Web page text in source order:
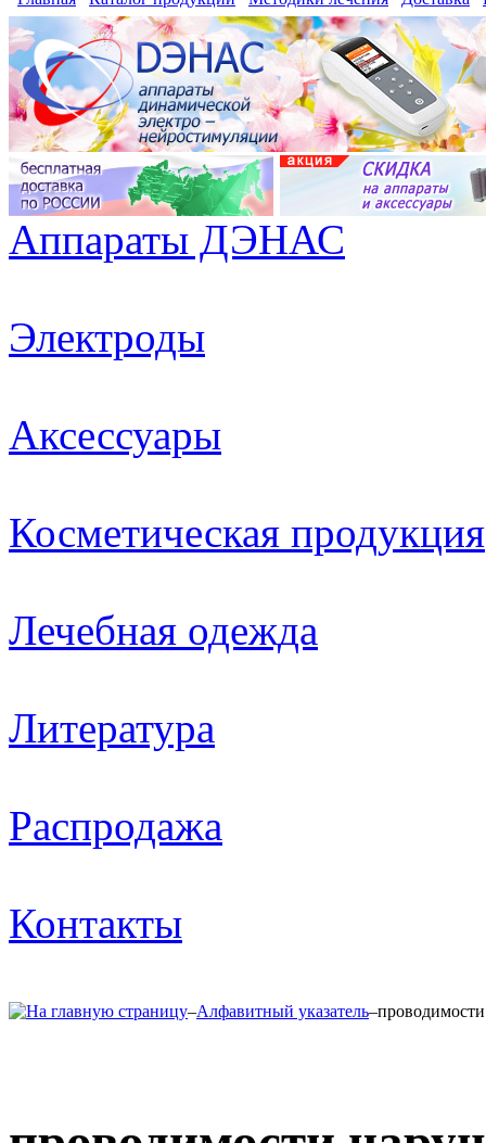
Аппараты ДЭНАС
Электроды
Аксессуары
Косметическая продукция
Лечебная одежда
Литература
Распродажа
Контакты
–Алфавитный указатель–